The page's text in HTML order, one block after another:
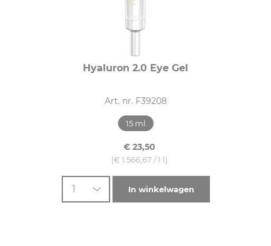
Hyaluron 2.0 Eye Gel
Art. nr. F39208
15 ml
€ 23,50
(€ 1.566,67 / 1 l)
1 In winkelwagen